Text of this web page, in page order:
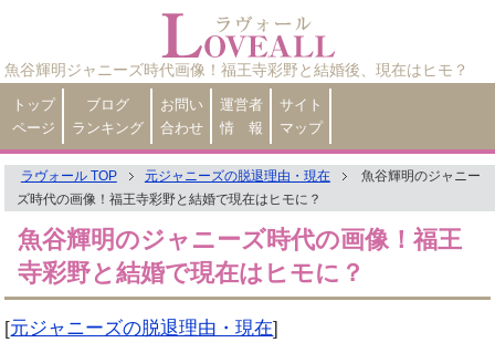
魚谷輝明ジャニーズ時代画像！福王寺彩野と結婚後、現在はヒモ？
トップ
ページ
ブログ
ランキング
お問い
合わせ
運営者
情 報
サイト
マップ
ラヴォール TOP 元ジャニーズの脱退理由・現在
魚谷輝明のジャニー
ズ時代の画像！福王寺彩野と結婚で現在はヒモに？
魚谷輝明のジャニーズ時代の画像！福王
寺彩野と結婚で現在はヒモに？
[元ジャニーズの脱退理由・現在]